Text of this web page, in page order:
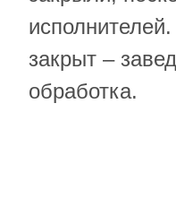
закрыт –
обработка.